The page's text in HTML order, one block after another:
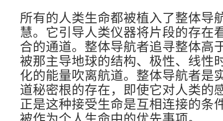
所有的人类生命都被植入了整体导
慧。它引导人类仪器将片段的存在
合的通道。整体导航者追寻整体高
被那主导地球的结构、极性、线性
化的能量吹离航道。整体导航者是
道秘密根的存在，即使它对人类的
正是这种接受生命是互相连接的条